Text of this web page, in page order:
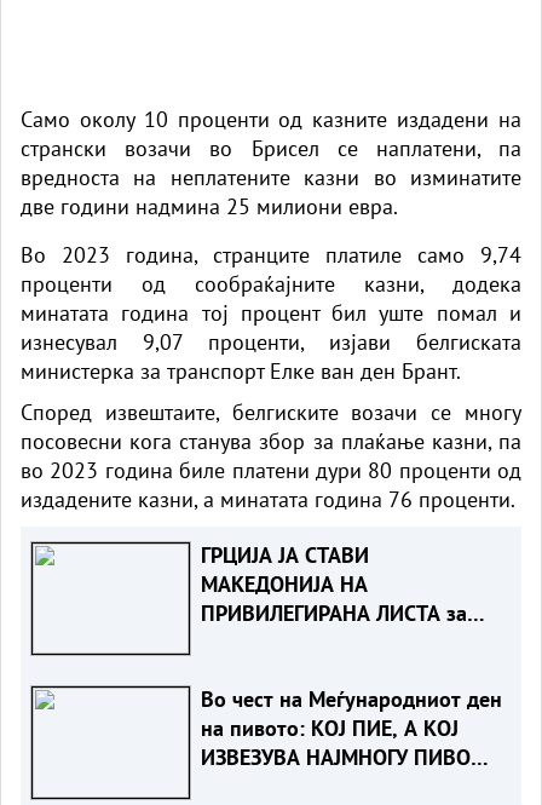
Само околу 10 проценти од казните издадени на
странски возачи во Брисел се наплатени, па
вредноста на неплатените казни во изминатите
две години надмина 25 милиони евра.
Во 2023 година, странците платиле само 9,74
проценти од сообраќајните казни, додека
минатата година тој процент бил уште помал и
изнесувал 9,07 проценти, изјави белгиската
министерка за транспорт Елке ван ден Брант.
Според извештаите, белгиските возачи се многу
посовесни кога станува збор за плаќање казни, па
во 2023 година биле платени дури 80 проценти од
издадените казни, а минатата година 76 проценти.
ГРЦИЈА ЈА СТАВИ
МАКЕДОНИЈА НА
ПРИВИЛЕГИРАНА ЛИСТА за
Во чест на Меѓународниот ден
на пивото: КОЈ ПИЕ, А КОЈ
ИЗВЕЗУВА НАЈМНОГУ ПИВО